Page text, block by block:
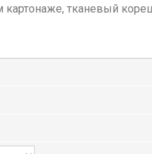
тканевый